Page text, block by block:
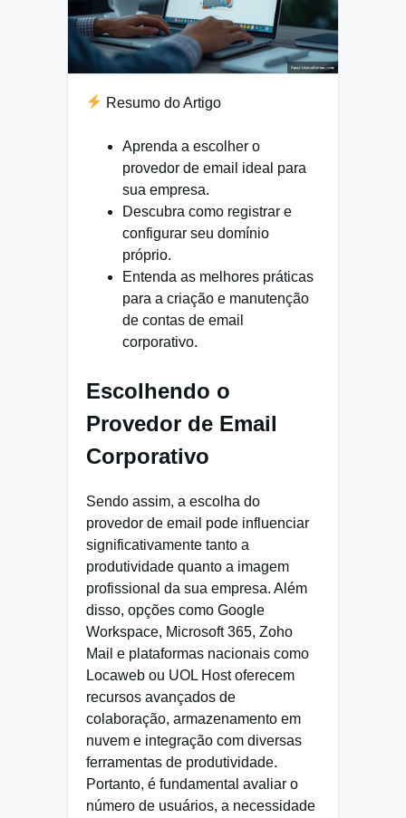
Resumo do Artigo
Aprenda a escolher o
provedor de email ideal para
sua empresa.
Descubra como registrar e
configurar seu domínio
próprio.
Entenda as melhores práticas
para a criação e manutenção
de contas de email
corporativo.
Escolhendo o
Provedor de Email
Corporativo
Sendo assim, a escolha do
provedor de email pode influenciar
significativamente tanto a
produtividade quanto a imagem
profissional da sua empresa. Além
disso, opções como Google
Workspace, Microsoft 365, Zoho
Mail e plataformas nacionais como
Locaweb ou UOL Host oferecem
recursos avançados de
colaboração, armazenamento em
nuvem e integração com diversas
ferramentas de produtividade.
Portanto, é fundamental avaliar o
número de usuários, a necessidade